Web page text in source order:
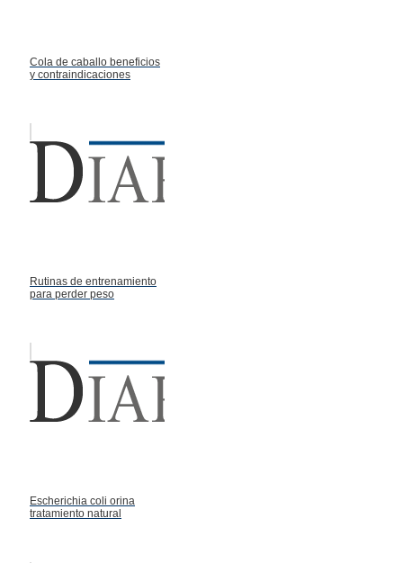
Cola de caballo beneficios
y contraindicaciones
Rutinas de entrenamiento
para perder peso
Escherichia coli orina
tratamiento natural